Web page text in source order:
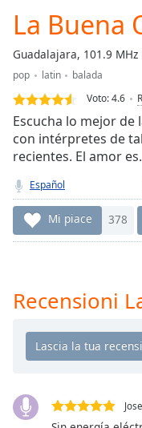
Loaded:
0.00%
Stream
Type
LIVE
Seek to
live,
currently
live
LIVE
Remaining
Time-
Rate
Chapters
Chapters
Descriptions
descriptions
La Buena
Guadalajara, 101.9 MHz
pop latin
balada
Voto:4.6
Escucha lo mejor de
con intérpretes de
recientes. El amor
Español
Mi piace 378
Recensioni